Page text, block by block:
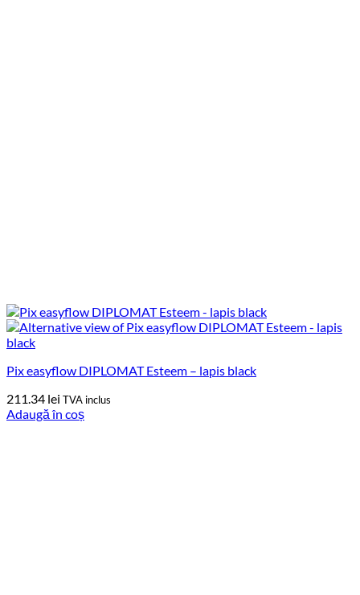
Pix easyflow DIPLOMAT Esteem – lapis black
211.34 lei TVA inclus
Adaugă în coș